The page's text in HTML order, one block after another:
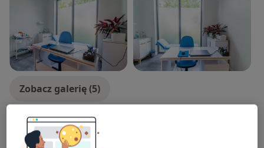
Zobacz galerię (5)